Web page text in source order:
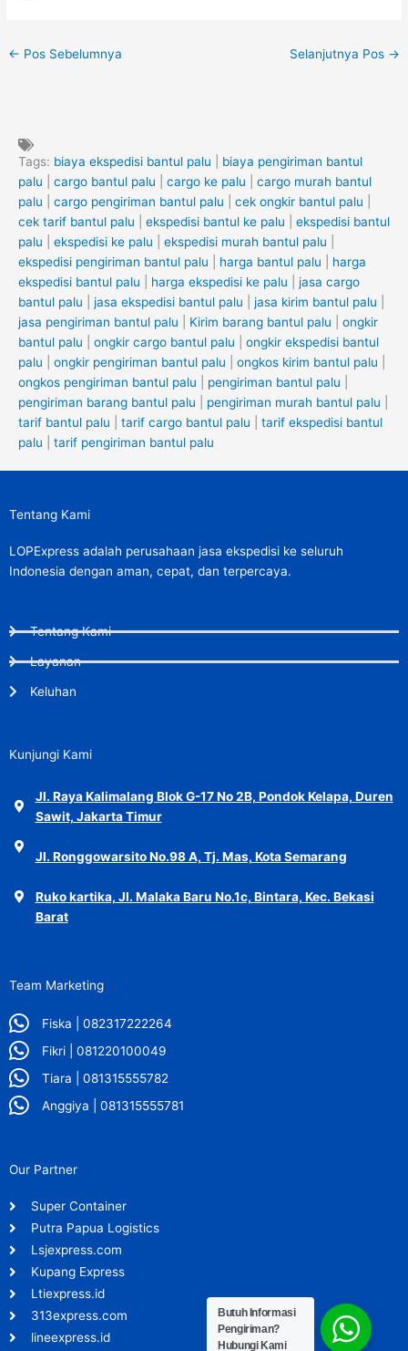
← Pos Sebelumnya Selanjutnya Pos →
Tags: biaya ekspedisi bantul palu
biaya pengiriman bantul
palu
cargo bantul palu cargo ke palu
cargo murah bantul
palu
cargo pengiriman bantul palu cek ongkir bantul palu
cek tarif bantul palu
ekspedisi bantul ke palu
ekspedisi bantul
palu
ekspedisi ke palu ekspedisi murah bantul palu
ekspedisi pengiriman bantul palu
harga bantul palu
harga
ekspedisi bantul palu
harga ekspedisi ke palu
jasa cargo
bantul palu
jasa ekspedisi bantul palu jasa kirim bantul palu
jasa pengiriman bantul palu
Kirim barang bantul palu
ongkir
bantul palu
ongkir cargo bantul palu
ongkir ekspedisi bantul
palu
ongkir pengiriman bantul palu ongkos kirim bantul palu
ongkos pengiriman bantul palu
pengiriman bantul palu
pengiriman barang bantul palu
pengiriman murah bantul palu
tarif bantul palu
tarif cargo bantul palu
tarif ekspedisi bantul
palu
tarif pengiriman bantul palu
Tentang Kami
LOPExpress adalah perusahaan jasa ekspedisi ke seluruh
Indonesia dengan aman, cepat, dan terpercaya.
Tentang Kami
Layanan
Keluhan
Kunjungi Kami
Jl. Raya Kalimalang Blok G-17 No 2B, Pondok Kelapa, Duren
Sawit, Jakarta Timur
Jl. Ronggowarsito No.98 A, Tj. Mas, Kota Semarang
Ruko kartika, Jl. Malaka Baru No.1c, Bintara, Kec. Bekasi
Barat
Team Marketing
Fiska | 082317222264
Fikri | 081220100049
Tiara | 081315555782
Anggiya | 081315555781
Our Partner
Super Container
Putra Papua Logistics
Lsjexpress.com
Kupang Express
Ltiexpress.id
313express.com
lineexpress.id
Butuh Informasi
Pengiriman?
Hubungi Kami